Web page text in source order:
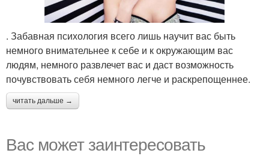
. Забавная психология всего лишь научит вас быть
немного внимательнее к себе и к окружающим вас
людям, немного развлечет вас и даст возможность
почувствовать себя немного легче и раскрепощеннее.
читать дальше →
Вас может заинтересовать